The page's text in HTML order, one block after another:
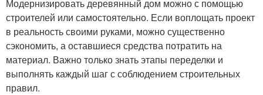
Модернизировать деревянный дом можно с помощью
строителей или самостоятельно. Если воплощать проект
в реальность своими руками, можно существенно
сэкономить, а оставшиеся средства потратить на
материал. Важно только знать этапы переделки и
выполнять каждый шаг с соблюдением строительных
правил.